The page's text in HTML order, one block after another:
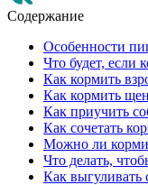
Содержание
Особенности
Что будет, если
Как кормить
Как кормить
Как приучить
Как сочетать
Можно ли
Что делать,
Как выгуливать